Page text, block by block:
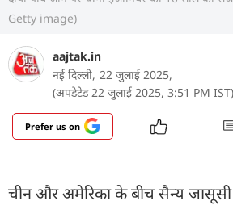
Getty image)
aajtak.in
नई दिल्ली, 22 जुलाई 2025,
(अपडेटेड 22 जुलाई 2025, 3:51 PM IST)
Prefer us on
चीन और अमेरिका के बीच सैन्य जासूसी